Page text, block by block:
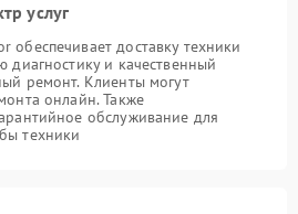
услуг
обеспечивает доставку техники
диагностику и качественный
ремонт. Клиенты могут
онлайн. Также
обслуживание для
техники